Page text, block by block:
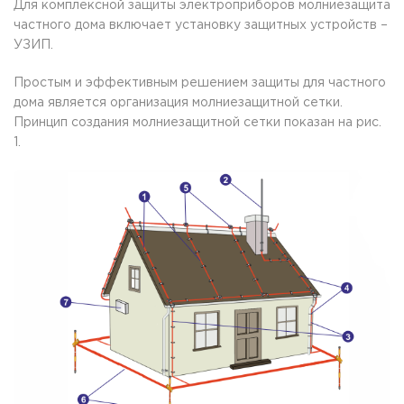
Для комплексной защиты электроприборов молниезащита
частного дома включает установку защитных устройств –
УЗИП.
Простым и эффективным решением защиты для частного
дома является организация молниезащитной сетки.
Принцип создания молниезащитной сетки показан на рис.